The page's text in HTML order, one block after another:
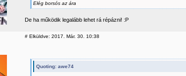
Elég borsós az ára
De ha működik legalább lehet rá répázni! :P
# Elküldve: 2017. Már. 30. 10:38
Quoting: awe74